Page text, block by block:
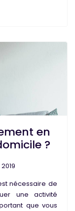
en
?
nécessaire de
une activité
que vous